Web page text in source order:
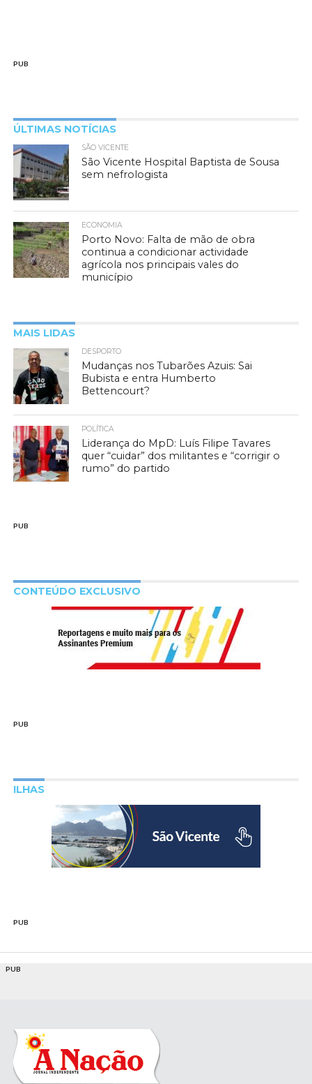
PUB
ÚLTIMAS NOTÍCIAS
SÃO VICENTE
São Vicente Hospital Baptista de Sousa
sem nefrologista
ECONOMIA
Porto Novo: Falta de mão de obra
continua a condicionar actividade
agrícola nos principais vales do
município
MAIS LIDAS
DESPORTO
Mudanças nos Tubarões Azuis: Sai
Bubista e entra Humberto
Bettencourt?
POLÍTICA
Liderança do MpD: Luís Filipe Tavares
quer “cuidar” dos militantes e “corrigir o
rumo” do partido
PUB
CONTEÚDO EXCLUSIVO
PUB
ILHAS
PUB
PUB